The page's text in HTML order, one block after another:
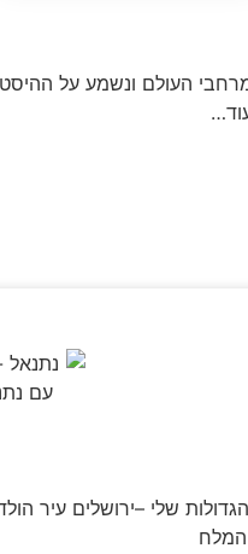
העולם ונשמע על
יהודה בין 2 האהבות הגדולות שלי –ירושלים עיר